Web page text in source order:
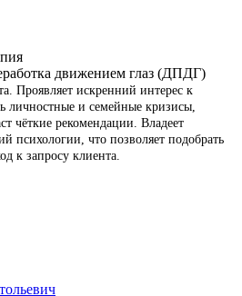
движением глаз (ДПДГ)
Проявляет искренний интерес к
личностные и семейные кризисы,
чёткие рекомендации. Владеет
психологии, что позволяет подобрать
к запросу клиента.